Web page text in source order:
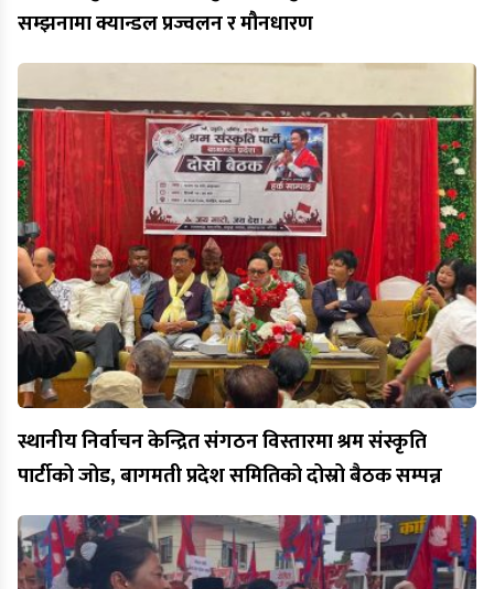
सम्झनामा क्यान्डल प्रज्वलन र मौनधारण
स्थानीय निर्वाचन केन्द्रित संगठन विस्तारमा श्रम संस्कृति
पार्टीको जोड, बागमती प्रदेश समितिको दोस्रो बैठक सम्पन्न